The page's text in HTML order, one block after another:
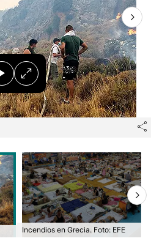
Incendios en Grecia. Foto: EFE